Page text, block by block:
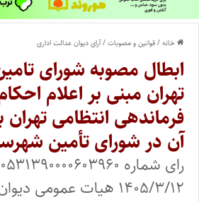
خانه/قوانین و مصوبات/آرای دیوان عدالت اداری
ابطال مصوبه شورای
تهران مبنی بر اعلام
فرماندهی انتظامی
آن در شورای تأمین
۱۴۰۵/۳/۱۲ هیات عمومی دیوان عدالت اداری